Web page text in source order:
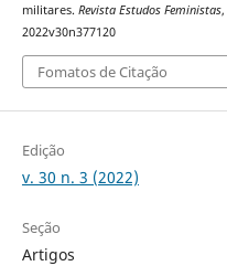
militares. Revista Estudos Feministas,
2022v30n377120
Fomatos de Citação
Edição
v. 30 n. 3 (2022)
Seção
Artigos